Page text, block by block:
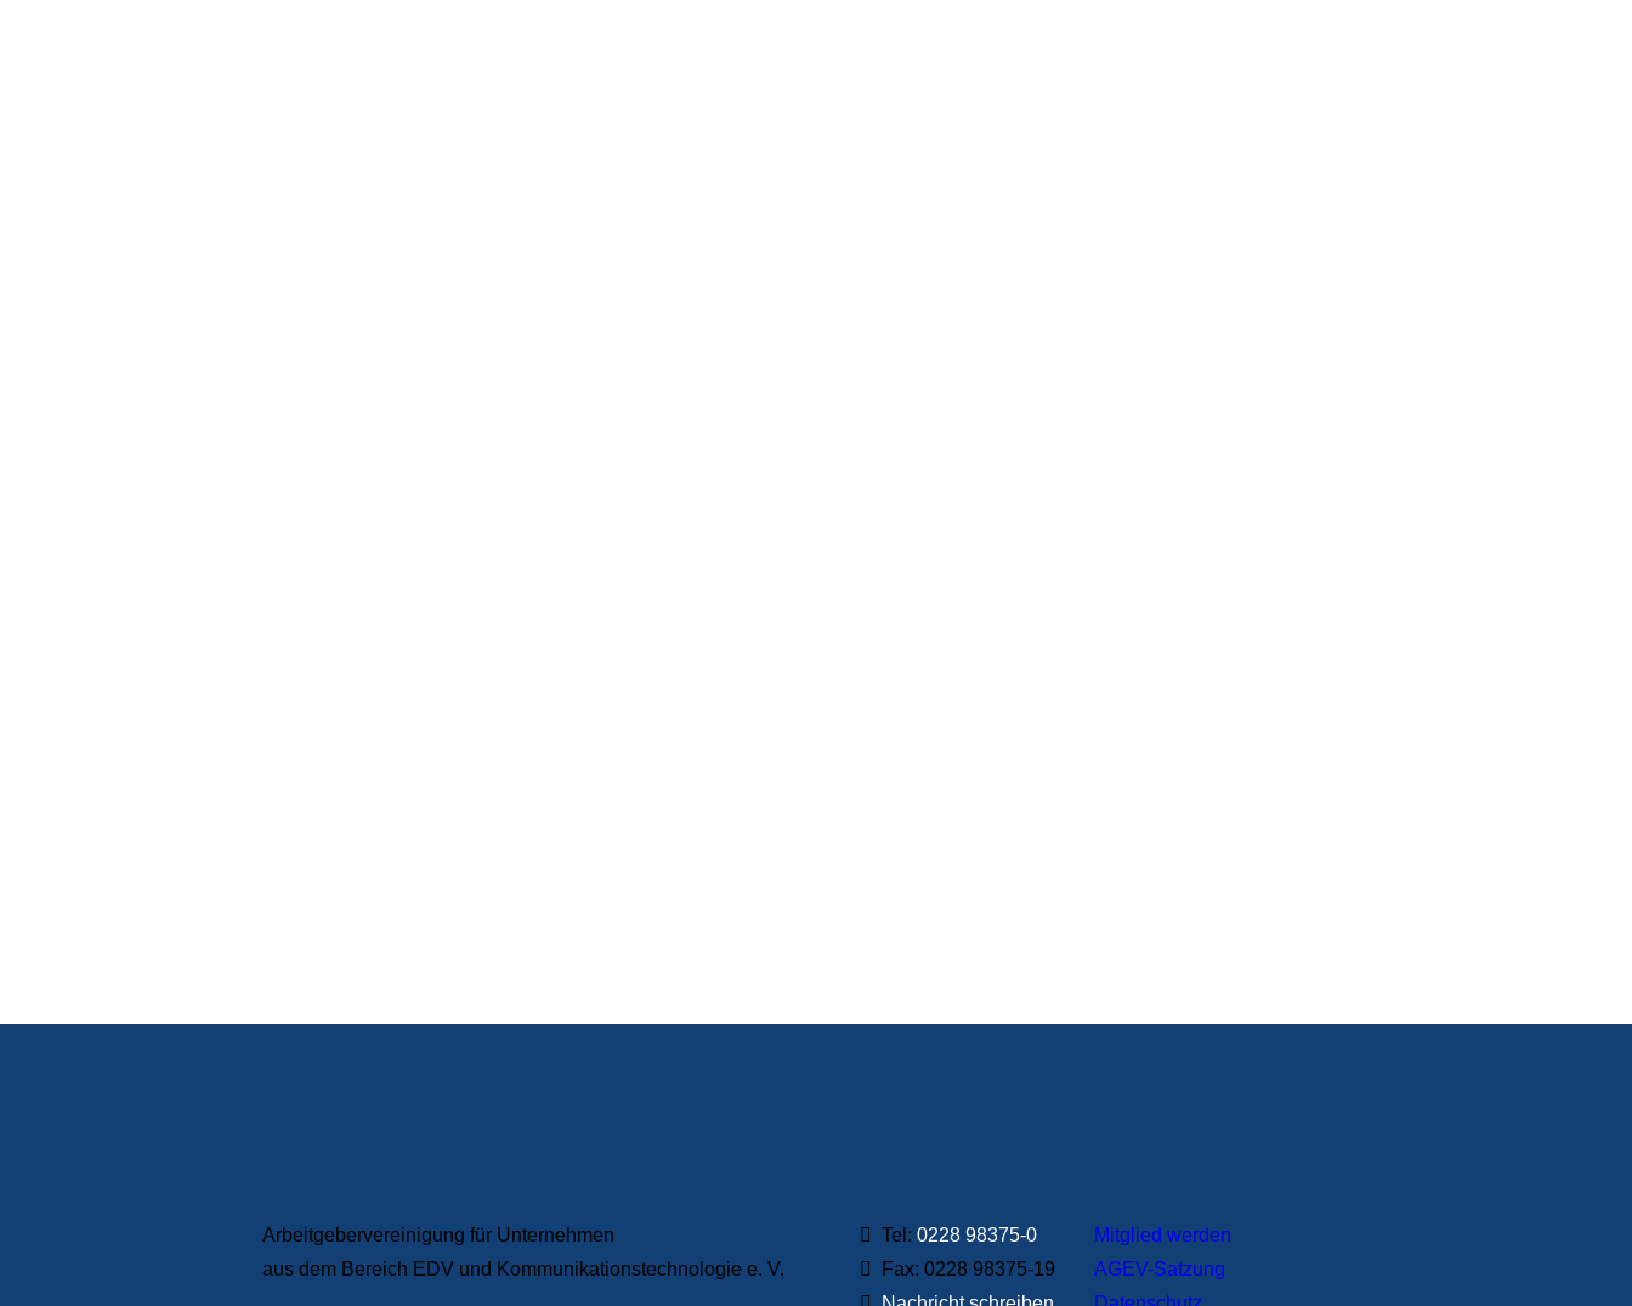
Arbeitgebervereinigung für Unternehmen
aus dem Bereich EDV und Kommunikationstechnologie e. V.
Tel: 0228 98375-0
Fax: 0228 98375-19
Mitglied werden
AGEV-Satzung